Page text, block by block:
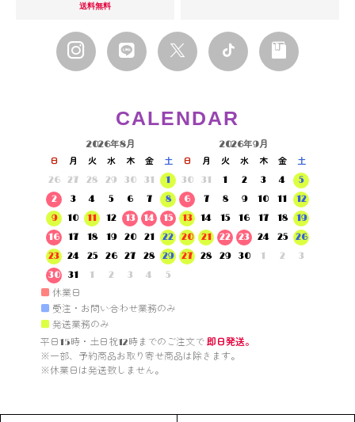
送料無料
CALENDAR
2026年8月
日 月 火 水 木 金
土
26
27 28 29 30 31
1
2
3 4 5 6 7
8
9
10 11 12 13 14
15
16
17 18 19 20 21
22
23
24 25 26 27 28
29
30
31 1 2 3 4 5
2026年9月
日 月 火 水 木 金
土
30
31 1 2 3 4
5
6
7 8 9 10 11
12
13
14 15 16 17 18
19
20
21 22 23 24 25
26
27
28 29 30 1 2 3
■ 休業日
■ 受注・お問い合わせ業務のみ
■ 発送業務のみ
平日15時・土日祝12時までのご注文で 即日発送。
※一部、予約商品お取り寄せ商品は除きます。
※休業日は発送致しません。